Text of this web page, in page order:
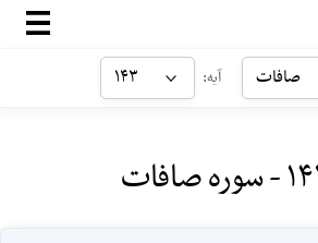
صفحه‌اصلی
ارتباط با ما
صافات آیه: ۱۴۳